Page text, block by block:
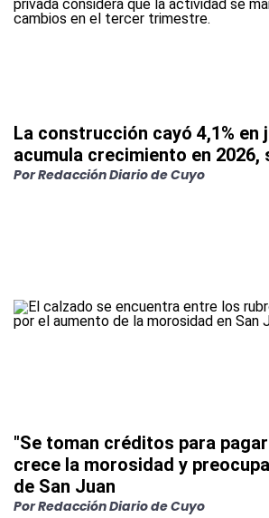
La construcción cayó 4,1% en
acumula crecimiento en 2026,
PorRedacción Diario de Cuyo
"Se toman créditos para
crece la morosidad y
de San Juan
PorRedacción Diario de Cuyo